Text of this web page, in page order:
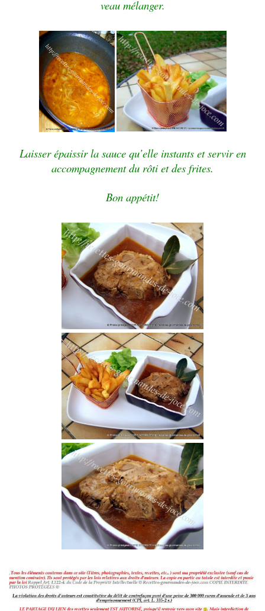
veau mélanger.
Laisser épaissir la sauce qu’elle instants et servir en
accompagnement du rôti et des frites.
Bon appétit!